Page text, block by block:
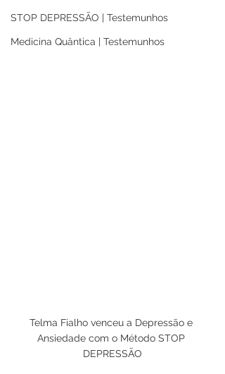
STOP DEPRESSÃO | Testemunhos
Medicina Quântica | Testemunhos
Telma Fialho venceu a Depressão e
Ansiedade com o Método STOP
DEPRESSÃO